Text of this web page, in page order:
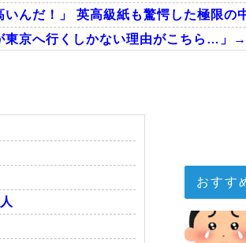
んだ！」 英高級紙も驚愕した極限の
東京へ行くしかない理由がこちら…」
飲料水支援に対する日本人の反応を
おすす